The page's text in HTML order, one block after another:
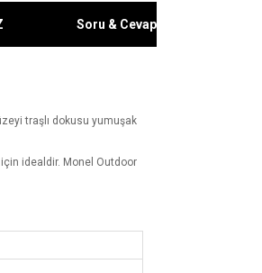
Soru & Cevap
traşlı dokusu yumuşak
idealdir. Monel Outdoor